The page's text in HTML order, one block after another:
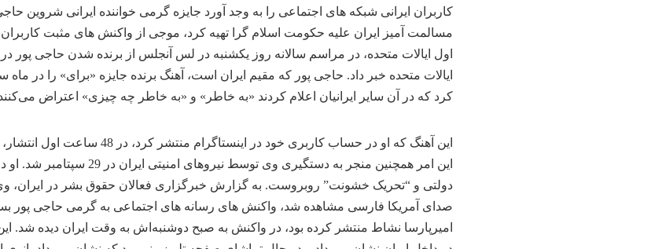
کاربران ایرانی شبکه های اجتماعی را به وجد آورد جایزه گرمی خواننده ایرانی شروین
مسالمت آمیز ایران علیه حکومت اسلام گرا تهیه کرد، موجی از واکنش های مثبت
اول ایالات متحده، در مراسم سالانه روز یکشنبه در لس آنجلس از برنده شدن حاجی پور
ایالات متحده خبر داد. حاجی پور که مقیم ایران است، آهنگ برنده جایزه «برای» را در
کرد که در آن سایر ایرانیان اعلام کردند «به خاطر» و «به خاطر چه چیزی» اعتراض
دولتی و “تحریک خشونت” روبروست. به گزارش خبرگزاری فعالان حقوق بشر در
صدای آمریکا فارسی مشاهده شد، واکنش های رسانه های اجتماعی به گرمی حاجی پور
امیرپارسا نشاط منتشر کرده بود، در واکنش به صبح دوشنبه‌اش به وقت ایران دیده شد.